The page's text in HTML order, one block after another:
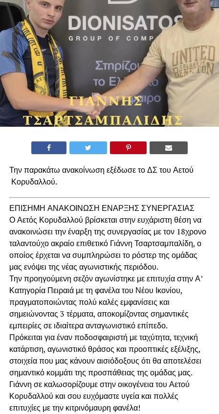
Την παρακάτω ανακοίνωση εξέδωσε το ΔΣ του Αετού
Κορυδαλλού.
ΕΠΙΣΗΜΗ ΑΝΑΚΟΙΝΩΣΗ ΕΝΑΡΞΗΣ ΣΥΝΕΡΓΑΣΙΑΣ
Ο Αετός Κορυδαλλού βρίσκεται στην ευχάριστη θέση να
ανακοινώσει την έναρξη της συνεργασίας με τον 18χρονο
ταλαντούχο ακραίο επιθετικό Γιάννη Τσαρτσαμπαλίδη, ο
οποίος έρχεται να συμπληρώσει το ρόστερ της ομάδας
μας ενόψει της νέας αγωνιστικής περιόδου.
Την προηγούμενη σεζόν αγωνίστηκε με επιτυχία στην Α’
Κατηγορία Πειραιά με τη φανέλα του Νέου Ικονίου,
πραγματοποιώντας πολύ καλές εμφανίσεις και
σημειώνοντας 3 τέρματα, αποκομίζοντας σημαντικές
εμπειρίες σε ιδιαίτερα ανταγωνιστικό επίπεδο.
Πρόκειται για έναν ποδοσφαιριστή με ταχύτητα, τεχνική
κατάρτιση, αγωνιστικό θράσος και προοπτικές εξέλιξης,
στοιχεία που μας κάνουν αισιόδοξους ότι θα αποτελέσει
σημαντικό κομμάτι της προσπάθειας της ομάδας μας.
Γιάννη σε καλωσορίζουμε στην οικογένεια του Αετού
Κορυδαλλού και σου ευχόμαστε υγεία και πολλές
επιτυχίες με την κιτρινόμαυρη φανέλα!